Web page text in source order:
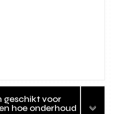
geschikt voor
hoe onderhoud